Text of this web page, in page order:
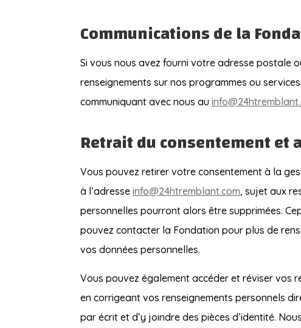
Communications de la
Si vous nous avez fourni votre adresse postale
renseignements sur nos programmes ou
communiquant avec nous au
Retrait du consentement et
Vous pouvez retirer votre consentement à la
à l’adresse info@24htremblant.com, sujet aux
personnelles pourront alors être supprimées.
pouvez contacter la Fondation pour plus de
vos données personnelles.
Vous pouvez également accéder et réviser vos
en corrigeant vos renseignements personnels
par écrit et d’y joindre des pièces d’identité.